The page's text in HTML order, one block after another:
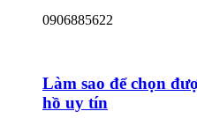
0906885622
Làm sao để chọn
hồ uy tín